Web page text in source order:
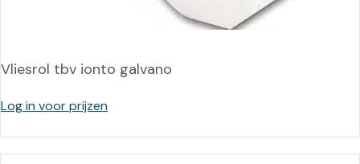
Vliesrol tbv ionto galvano
Log in voor prijzen